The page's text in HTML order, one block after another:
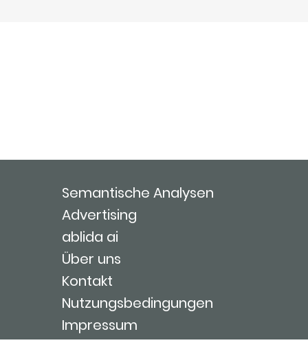
Semantische Analysen
Advertising
ablida ai
Über uns
Kontakt
Nutzungsbedingungen
Impressum